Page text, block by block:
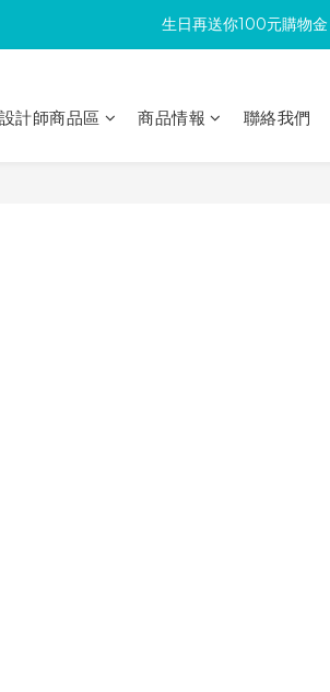
滿300回饋10%購物金
生日再送你100元購物金
滿300回饋10%購物金
設計師商品區 商品情報 聯絡我們